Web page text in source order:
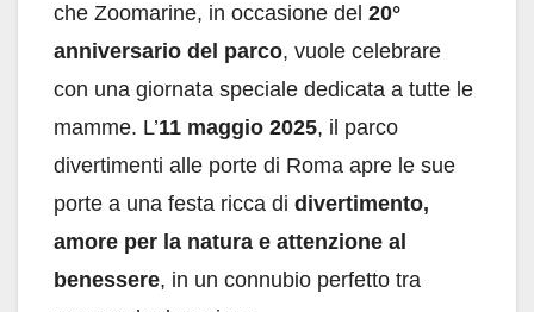
che Zoomarine, in occasione del 20°
anniversario del parco, vuole celebrare
con una giornata speciale dedicata a tutte le
mamme. L’11 maggio 2025, il parco
divertimenti alle porte di Roma apre le sue
porte a una festa ricca di divertimento,
amore per la natura e attenzione al
benessere, in un connubio perfetto tra